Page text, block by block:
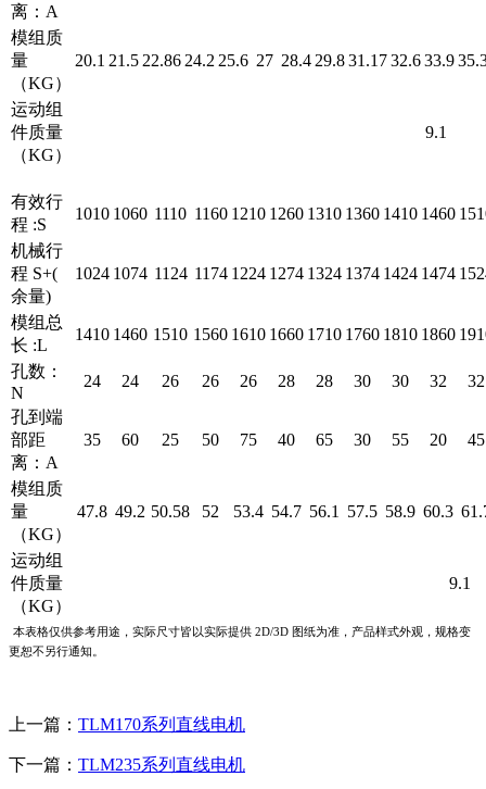
离：A
模组质
量
（KG）
20.1 21.5 22.86 24.2 25.6 27 28.4 29.831.1732.633.9
运动组
件质量
（KG）
9.1
有效行
程 :S
1010 1060 1110 1160 1210 1260 1310 1360 1410 1460
机械行
程 S+(
余量)
1024 1074 1124 1174 1224 1274 1324 1374 1424 1474
模组总
长 :L
1410 1460 1510 1560 1610 1660 1710 1760 1810 1860
孔数：
N
24 24 26 26 26 28 28 30 30 32
32
孔到端
部距
离：A
35 60 25 50 75 40 65 30 55 20 45
模组质
量
（KG）
47.8 49.2 50.58 52 53.4 54.7 56.1 57.5 58.9 60.3
运动组
件质量
（KG）
9.1
本表格仅供参考用途，实际尺寸皆以实际提供 2D/3D 图纸为准，产品样式外观，规格变
更恕不另行通知。
上一篇： TLM170系列直线电机
下一篇： TLM235系列直线电机